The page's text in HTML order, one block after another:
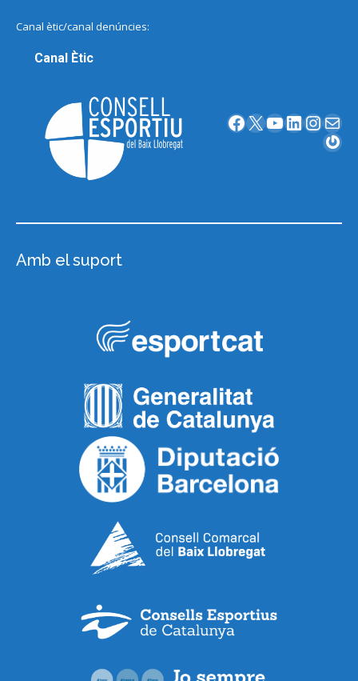
Canal ètic/canal denúncies:
Canal Ètic
Facebook X YouTube LinkedIn InstagramCorreu electrònic
Gravatar
Amb el suport